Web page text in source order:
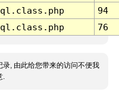
94
76
录, 由此给您带来的访问不便我
.